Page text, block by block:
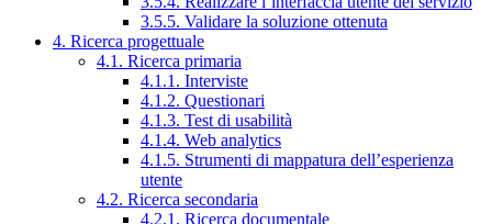
3.5.5. Validare la soluzione ottenuta
4. Ricerca progettuale
4.1. Ricerca primaria
4.1.1. Interviste
4.1.2. Questionari
4.1.3. Test di usabilità
4.1.4. Web analytics
4.1.5. Strumenti di mappatura dell’esperienza
utente
4.2. Ricerca secondaria
4.2.1. Ricerca documentale